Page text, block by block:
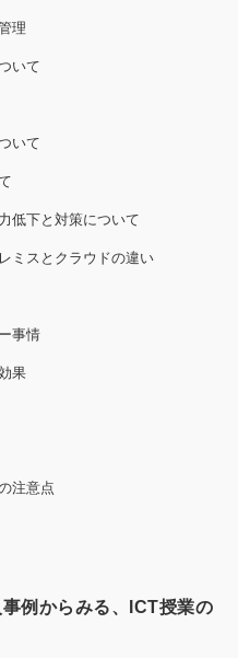
理
いて
いて
低下と対策について
ミスとクラウドの違い
事情
果
注意点
例からみる、ICT授業の